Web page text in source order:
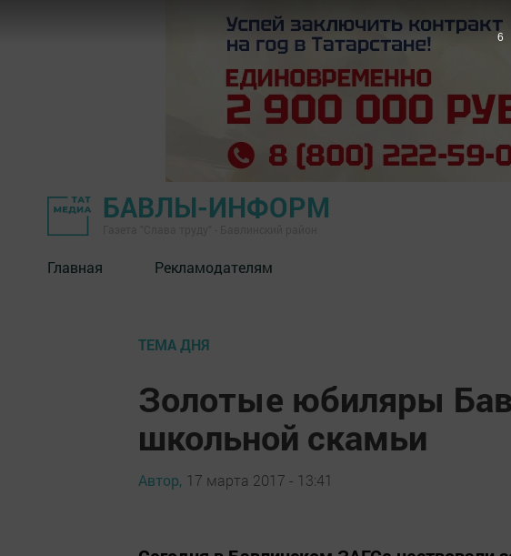
БАВЛЫ-ИНФОРМ
Главная Рекламодателям
ТЕМА ДНЯ
Золотые юбиляры
школьной скамьи
Автор, 17 марта 2017 - 13:41
5